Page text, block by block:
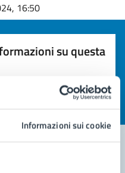
Informazioni sui cookie
16:50
su questa
1 a 5 stelle)
valutare la chiarezza delle